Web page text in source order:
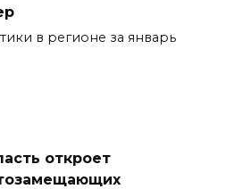
в регионе за январь
откроет